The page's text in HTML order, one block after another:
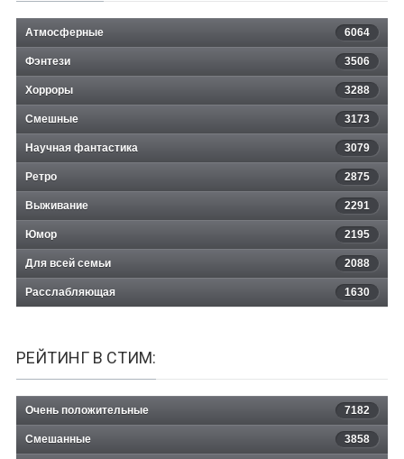
Атмосферные 6064
Фэнтези 3506
Хорроры 3288
Смешные 3173
Научная фантастика 3079
Ретро 2875
Выживание 2291
Юмор 2195
Для всей семьи 2088
Расслабляющая 1630
РЕЙТИНГ В СТИМ:
Очень положительные 7182
Смешанные 3858